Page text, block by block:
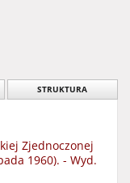
STRUKTURA
Zjednoczonej
1960). - Wyd.